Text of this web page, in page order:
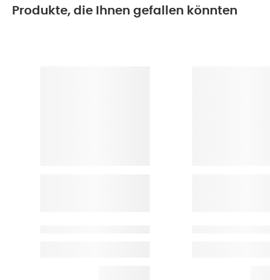
Produkte, die Ihnen gefallen könnten